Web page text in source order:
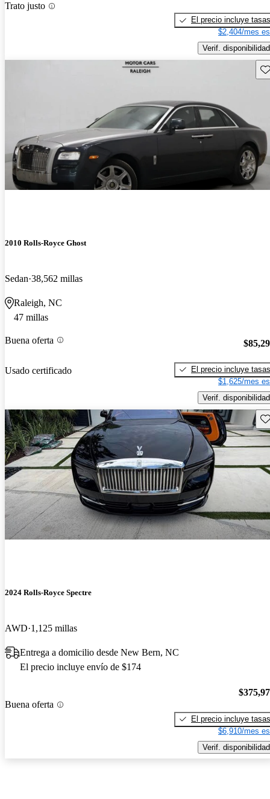
Trato justo
El precio incluye tasas
$2,404/mes
Verif. disponibilidad
2010 Rolls-Royce Ghost
Sedan 38,562 millas
Raleigh, NC
47 millas
Buena oferta
Usado certificado
El precio incluye tasas
$1,625/mes
Verif. disponibilidad
2024 Rolls-Royce Spectre
AWD 1,125 millas
Entrega a domicilio desde New Bern, NC
El precio incluye envío de $174
Buena oferta
El precio incluye tasas
$6,910/mes
Verif. disponibilidad